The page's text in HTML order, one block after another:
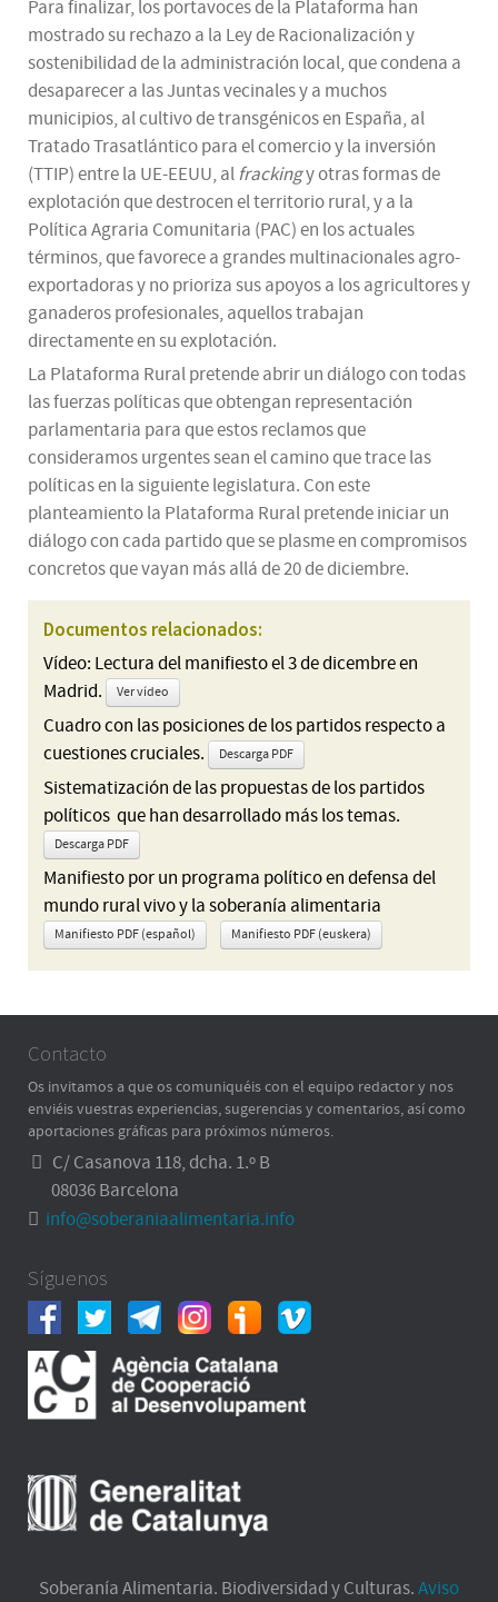
Para finalizar, los portavoces de la Plataforma han
mostrado su rechazo a la Ley de Racionalización y
sostenibilidad de la administración local, que condena a
desaparecer a las Juntas vecinales y a muchos
municipios, al cultivo de transgénicos en España, al
Tratado Trasatlántico para el comercio y la inversión
(TTIP) entre la UE-EEUU, alfrackingy otras formas de
explotación que destrocen el territorio rural, y a la
Política Agraria Comunitaria (PAC) en los actuales
términos, que favorece a grandes multinacionales agro-
exportadoras y no prioriza sus apoyos a los agricultores y
ganaderos profesionales, aquellos trabajan
directamente en su explotación.
La Plataforma Rural pretende abrir un diálogo con todas
las fuerzas políticas que obtengan representación
parlamentaria para que estos reclamos que
consideramos urgentes sean el camino que trace las
políticas en la siguiente legislatura. Con este
planteamiento la Plataforma Rural pretende iniciar un
diálogo con cada partido que se plasme en compromisos
concretos que vayan más allá de 20 de diciembre.
Documentos relacionados:
Vídeo: Lectura del manifiesto el 3 de dicembre en
Madrid.
Ver vídeo
Cuadro con las posiciones de los partidos respecto a
cuestiones cruciales.
Descarga PDF
Sistematización de las propuestas de los partidos
políticos que han desarrollado más los temas.
Descarga PDF
Manifiesto por un programa político en defensa del
mundo rural vivo y la soberanía alimentaria
Manifiesto PDF (español) Manifiesto PDF (euskera)
Contacto
Os invitamos a que os comuniquéis con el equipo redactor y nos
enviéis vuestras experiencias, sugerencias y comentarios, así como
aportaciones gráficas para próximos números.
C/ Casanova 118, dcha. 1.º B
08036 Barcelona
info@soberaniaalimentaria.info
Síguenos
Soberanía Alimentaria. Biodiversidad y Culturas.Aviso